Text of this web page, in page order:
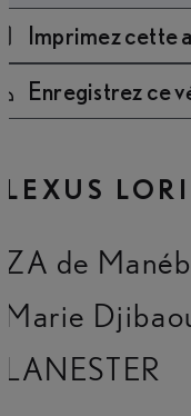
Imprimez cette
Enregistrez ce
LEXUS
ZA de
Marie
LANESTER